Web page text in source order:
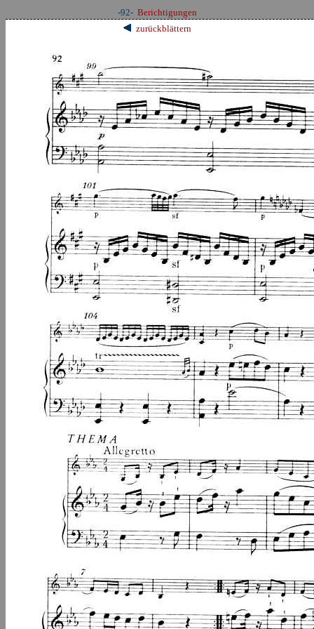
zurückblättern
-92- Berichtigungen